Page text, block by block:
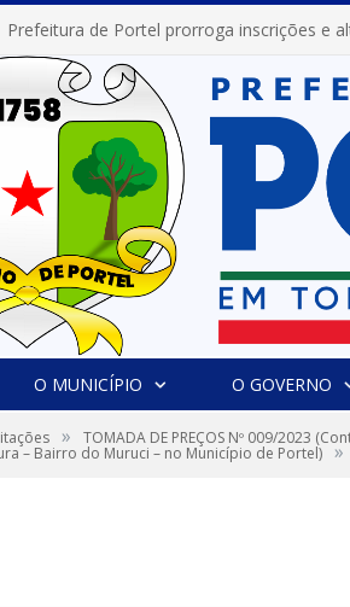
O MUNICÍPIO O GOVERNO
» TOMADA DE PREÇOS Nº 009/2023
– Bairro do Muruci – no Município de Portel) »